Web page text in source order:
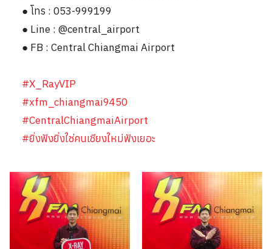
● โทร : 053-999199
● Line : @central_airport
● FB : Central Chiangmai Airport
#X_RayVIP
#xfm_chiangmai9450
#CentralChiangmaiAirport
#ยิ่งฟังยิ่งใช่คนเชียงใหม่ฟังเยอะ